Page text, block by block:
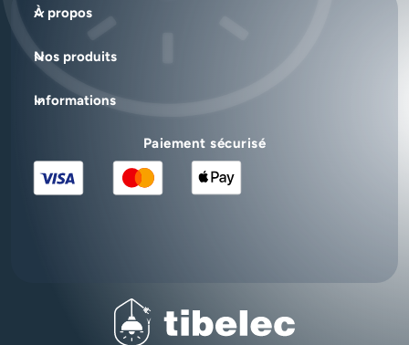
À propos
Nos produits
Informations
Paiement sécurisé